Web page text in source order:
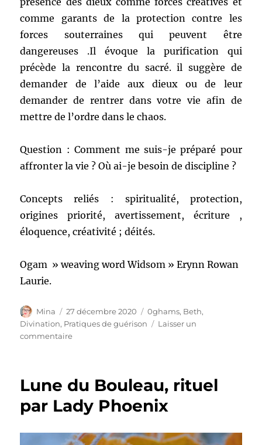
comme garants de la protection contre les
forces souterraines qui peuvent être
dangereuses .Il évoque la purification qui
précède la rencontre du sacré. il suggère de
demander de l’aide aux dieux ou de leur
demander de rentrer dans votre vie afin de
mettre de l’ordre dans le chaos.
Question : Comment me suis-je préparé pour
affronter la vie ? Où ai-je besoin de discipline ?
Concepts reliés : spiritualité, protection,
origines priorité, avertissement, écriture ,
éloquence, créativité ; déités.
Ogam » weaving word Widsom » Erynn Rowan
Laurie.
Auteur
Mina
Publié
le
27 décembre 2020 Catégories
0ghams, Beth,
Divination, Pratiques de guérison
Laisser un
commentairesur
Lune du Bouleau, rituel
par Lady Phoenix